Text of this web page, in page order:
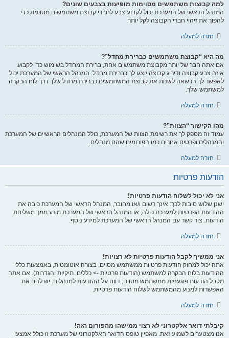
למה קבוצות משתמשים מסוימות מופיעות בצבעים שונים?
המנהל הראשי של המערכת יכול לקבוע צבע לחברי קבוצת משתמשים מסוימת כדי
להפוך את זיהוי חברי הקבוצה לקל יותר.
חזרה למעלה
מה היא “קבוצת משתמשים כברירת מחדל”?
אם אתה חבר של יותר מקבוצת משתמשים אחת, ברירת המחדל בשימוש כדי לקבוע
איזה צבע קבוצה ודירוג קבוצה יוצגו לך כברירת מחדל. המנהל הראשי של המערכת יכול
לאפשר לך הרשאה לשנות את קבוצת המשתמשים כברירת מחדל שלך דרך לוח הבקרה
למשתמש שלך.
חזרה למעלה
מהו הקישור “הצוות”?
עמוד זה מספק לך את רשימת הצוות של המערכת, כולל המנהלים הראשיים של המערכת
והמנהלים ופרטים אחרים כמו הפורומים שהם מנהלים.
חזרה למעלה
הודעות פרטיות
אני לא יכול לשלוח הודעות פרטיות!
ישנן שלוש סיבות לכך: אינך רשום ו/או מחובר, המנהל הראשי של המערכת כיבה את
ההודעות הפרטיות למערכת כולה, או המנהל הראשי של המערכת מונע ממך משליחת
הודעות. צור קשר עם המנהל הראשי של המערכת למידע נוסף.
חזרה למעלה
אני ממשיך לקבל הודעות פרטיות לא רצויות!
אתה יכול למחוק הודעות פרטיות ממשתמש מסוים, בצורה אוטומטית, באמצעות כללי
ההודעות בלוח הבקרה למשתמש (הודעות פרטיות -> כללים, תיקיות והגדרות). אם אתה
מקבל הודעות פוגעניות ממשתמש מסוים, דווח על ההודעות למנהלים. יש להם את
האפשרות למנוע מהמשתמש לשלוח הודעות פרטיות.
חזרה למעלה
קיבלתי דואר אלקטרוני לא רצוי ממישהו מהפורום הזה!
אנו מצטערים לשמוע זאת. מאפיין טופס הדואר האלקטרוני של מערכת זו כולל אמצעי